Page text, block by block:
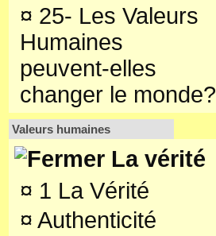
¤ 25- Les Valeurs
Humaines
peuvent-elles
changer le monde?
Valeurs humaines
La vérité
¤ 1 La Vérité
¤ Authenticité